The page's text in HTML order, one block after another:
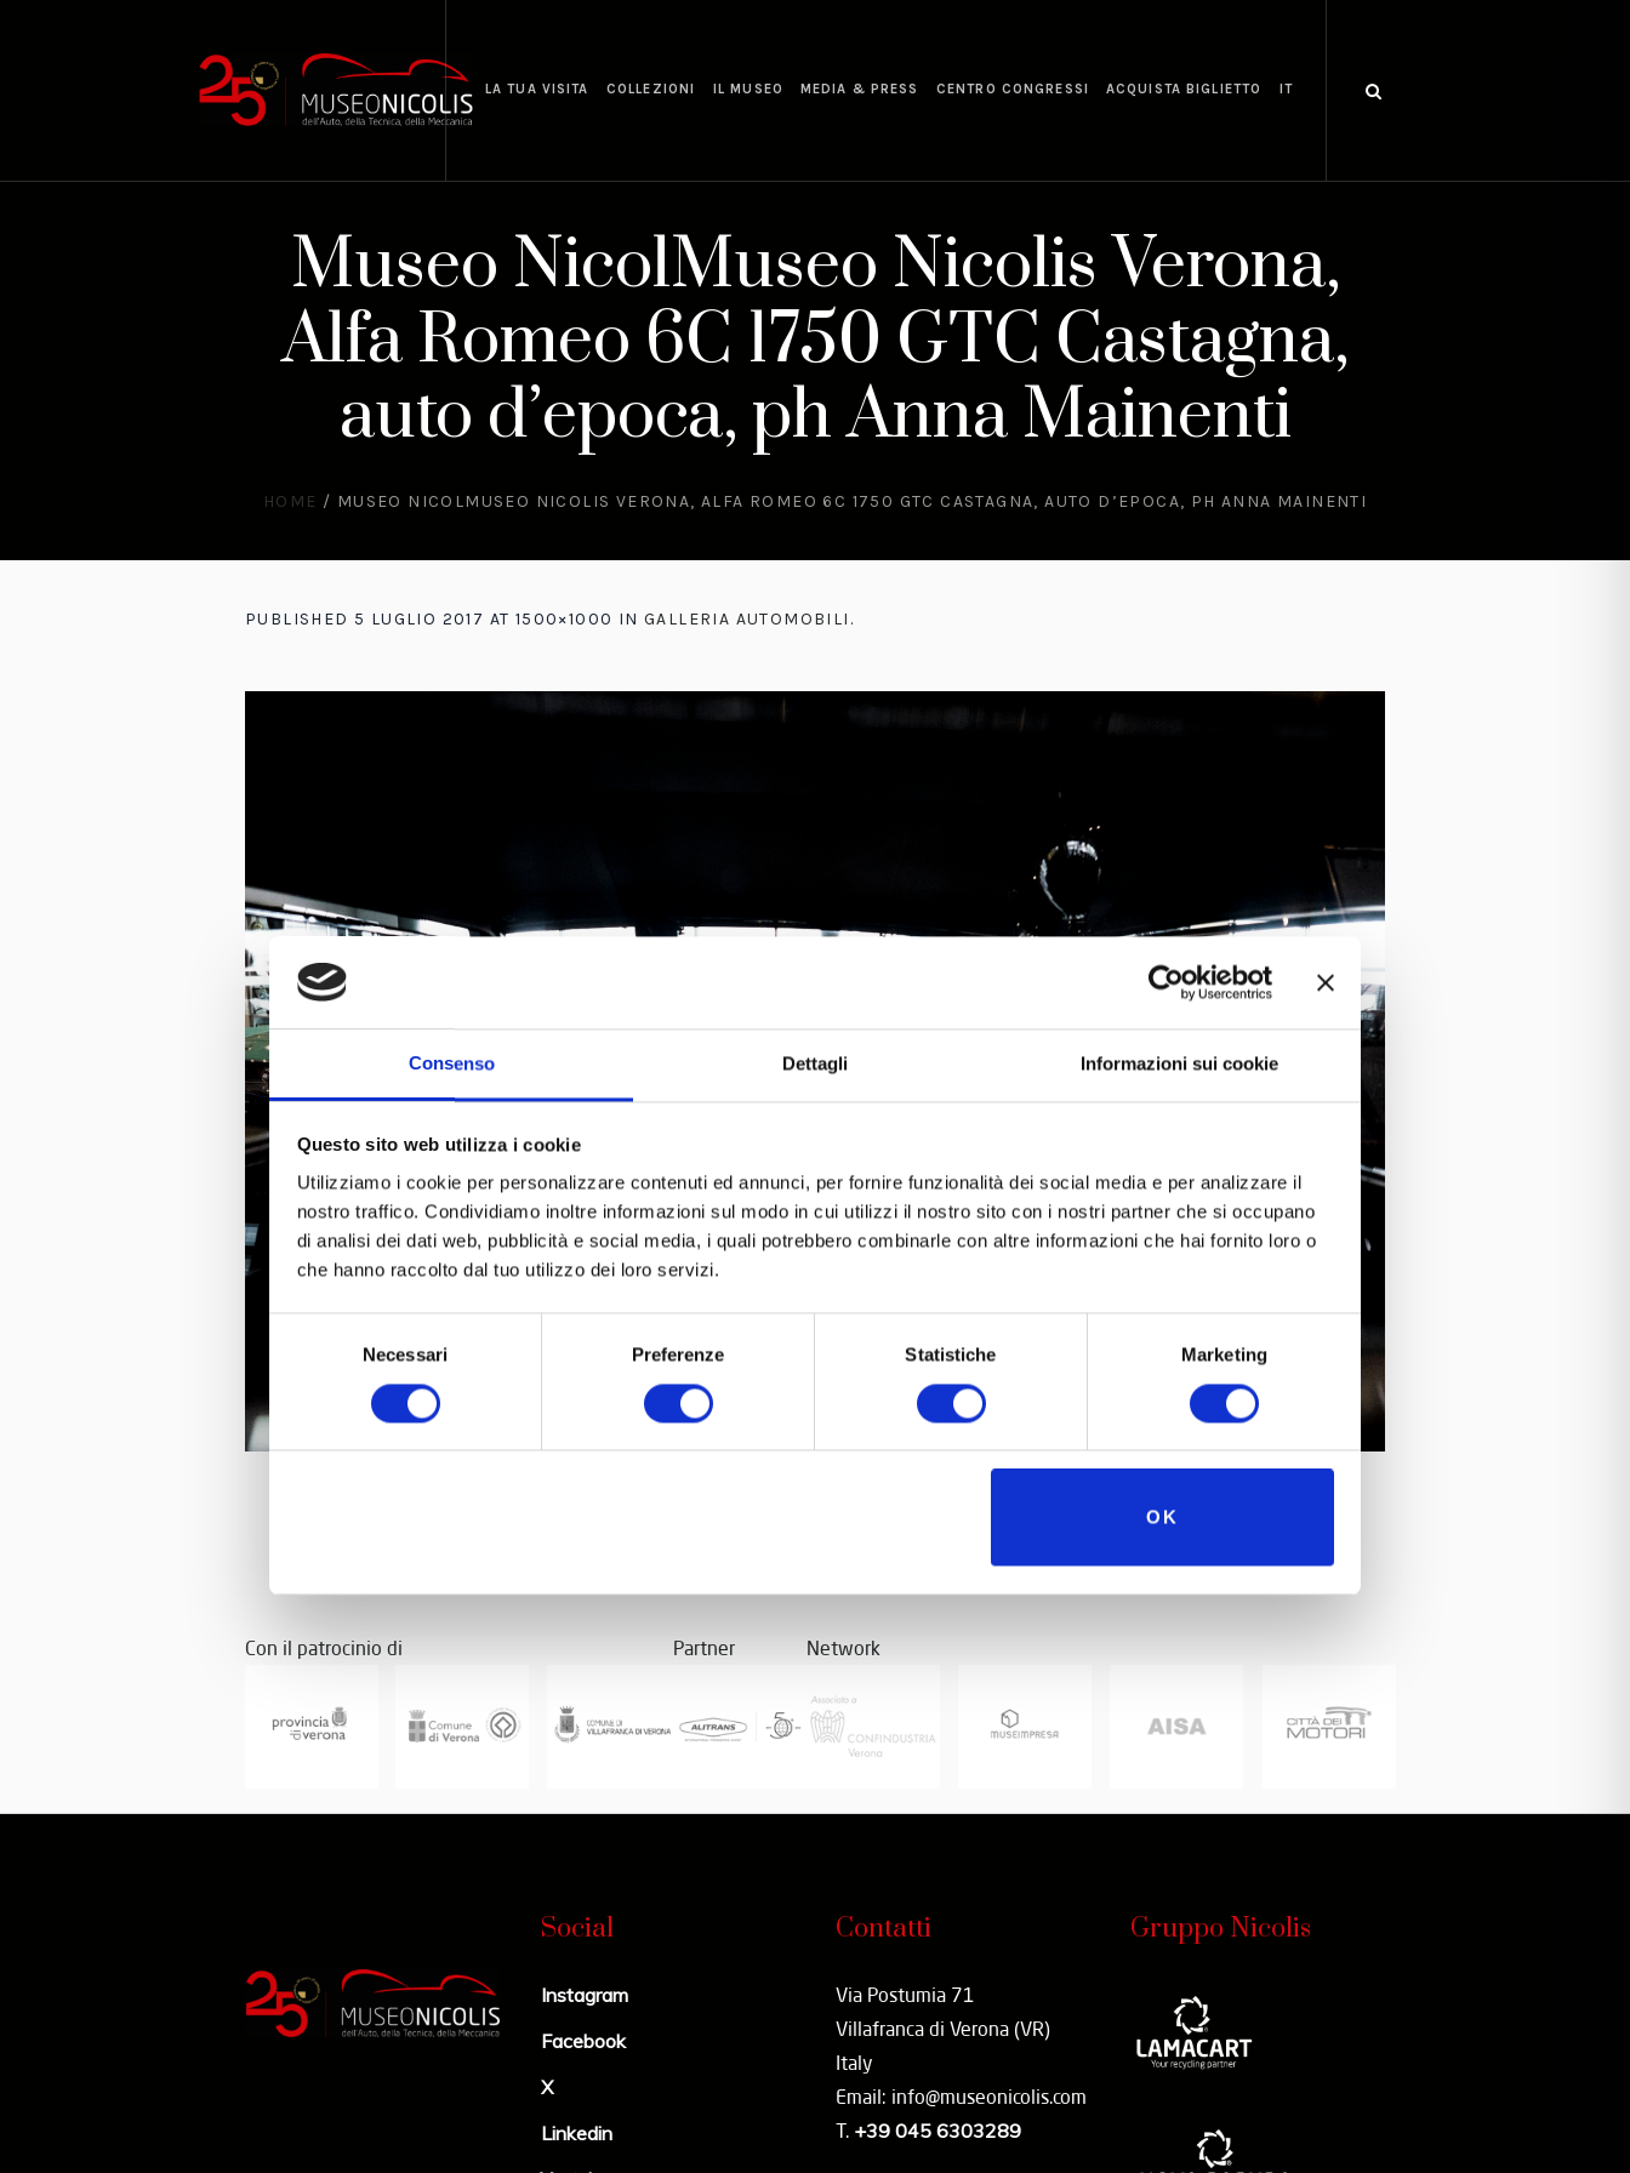
Consenso Dettagli Informazioni sui cookie
Questo sito web utilizza i cookie
Utilizziamo i cookie per personalizzare contenuti ed annunci, per fornire funzionalità dei social media e per analizzare il
nostro traffico. Condividiamo inoltre informazioni sul modo in cui utilizzi il nostro sito con i nostri partner che si occupano
di analisi dei dati web, pubblicità e social media, i quali potrebbero combinarle con altre informazioni che hai fornito loro o
che hanno raccolto dal tuo utilizzo dei loro servizi.
Necessari Preferenze Statistiche Marketing
OK
LA TUA VISITA COLLEZIONI IL MUSEO MEDIA & PRESS CENTRO CONGRESSI ACQUISTA BIGLIETTO IT
Museo NicolMuseo Nicolis Verona,
Alfa Romeo 6C 1750 GTC Castagna,
auto d’epoca, ph Anna Mainenti
HOME / MUSEO NICOLMUSEO NICOLIS VERONA, ALFA ROMEO 6C 1750 GTC CASTAGNA, AUTO D’EPOCA, PH ANNA MAINENTI
PUBLISHED 5 LUGLIO 2017 AT 1500×1000 INGALLERIA AUTOMOBILI .
Con il patrocinio di Partner Network
Social
Instagram
Facebook
X
Linkedin
Contatti
Via Postumia 71
Villafranca di Verona (VR)
Italy
Email: info@museonicolis.com
T. +39 045 6303289
Gruppo Nicolis